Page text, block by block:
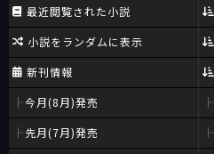
最近閲覧された小説
小説をランダムに表示
新刊情報
今月(8月)発売
先月(7月)発売